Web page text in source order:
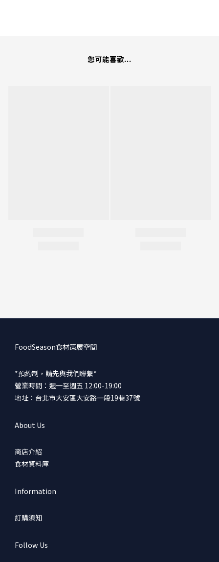
您可能喜歡...
FoodSeason食材策展空間
*預約制，請先與我們聯繫*
營業時間：週一至週五 12:00-19:00
地址：台北市大安區大安路一段19巷37號
About Us
商店介紹
食材資料庫
Information
訂購須知
Follow Us